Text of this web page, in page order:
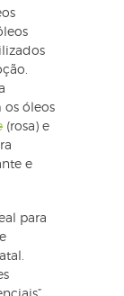
os óleos
(rosa) e
e
para